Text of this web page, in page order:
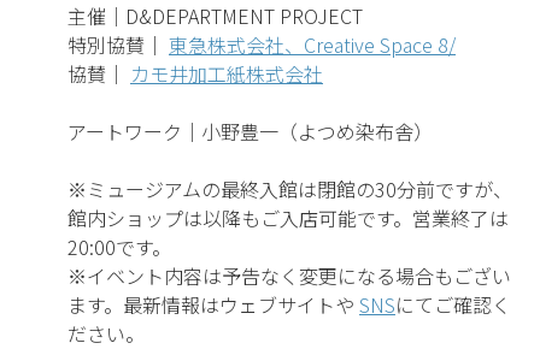
主催｜D&DEPARTMENT PROJECT
特別協賛｜ 東急株式会社、Creative Space 8/
協賛｜ カモ井加工紙株式会社
アートワーク｜小野豊一（よつめ染布舎）
※ミュージアムの最終入館は閉館の30分前ですが、
館内ショップは以降もご入店可能です。営業終了は
20:00です。
※イベント内容は予告なく変更になる場合もござい
ます。最新情報はウェブサイトや SNSにてご確認く
ださい。